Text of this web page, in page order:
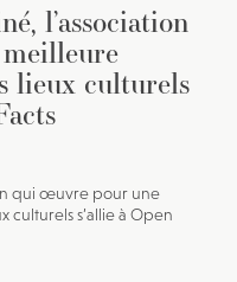
l’association
lieux culturels
qui œuvre pour une
culturels s’allie à Open